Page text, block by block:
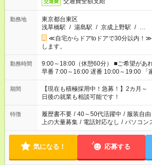
交通費
勤務地
東京都台東区
浅草橋駅 / 湯島駅 / 京成上野駅 / …
≪自宅からドアtoドアで30分以内！
します。
勤務時間
9:00～18:00（休憩60分） ■ご希望があれば下記シフトもOK！
早番 7:00～16:00 遅番 10:00～19:00 「家族と休みを合わせた
い」 「余裕を持って夕飯の準備がした
たくない」 など、ご希望を教えてくださいね。 ※W
の方へ 今ご覧のお仕事で希望する勤務
の勤務時間。 合計で週40時間を超える
期間
【現在も積極採用中！急募！】2カ月
日後の就業も相談可能です！
特徴 履歴書不要 / 40～50代活躍中 / 服装自由
上の大量募集 / 電話対応なし / パソコン
気になる！ 応募する